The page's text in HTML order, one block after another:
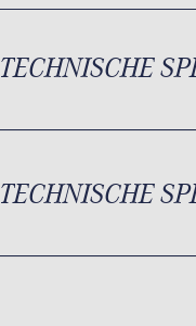
TECHNISCHE
TECHNISCHE